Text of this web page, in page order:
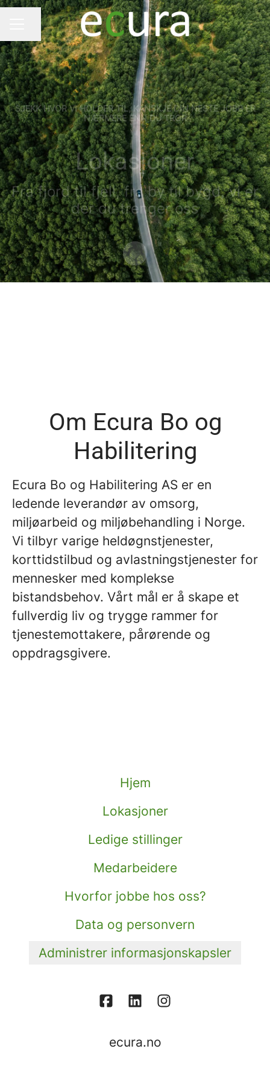
KARRIEREMENY
Del siden
SJEKK HVOR VI HOLDER TIL, KANSKJE DIN NESTE JOBB ER
NÆRMERE ENN DU TROR
Lokasjoner
Fra fjord til fjell, fra by til bygd, vi er
der du trenger oss
Bla til innholdet
Om Ecura Bo og
Habilitering
Ecura Bo og Habilitering AS er en
ledende leverandør av omsorg,
miljøarbeid og miljøbehandling i Norge.
Vi tilbyr varige heldøgnstjenester,
korttidstilbud og avlastningstjenester for
mennesker med komplekse
bistandsbehov. Vårt mål er å skape et
fullverdig liv og trygge rammer for
tjenestemottakere, pårørende og
oppdragsgivere.
Hjem
Lokasjoner
Ledige stillinger
Medarbeidere
Hvorfor jobbe hos oss?
Data og personvern
Administrer informasjonskapsler
ecura.no